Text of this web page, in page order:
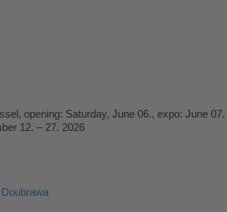
opening: Saturday, June 06., expo: June
12. – 27. 2026